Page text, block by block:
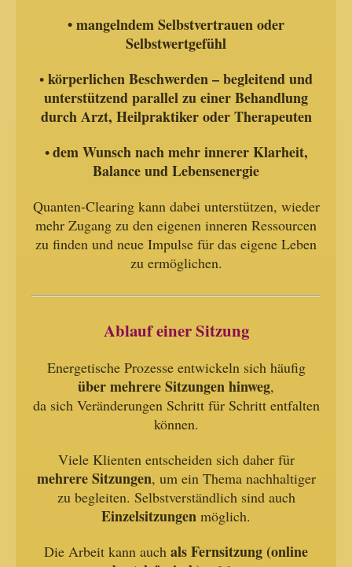
• mangelndem Selbstvertrauen oder
Selbstwertgefühl
• körperlichen Beschwerden – begleitend und
unterstützend parallel zu einer Behandlung
durch Arzt, Heilpraktiker oder Therapeuten
•dem Wunsch nach mehr innerer Klarheit,
Balance und Lebensenergie
Quanten-Clearing kann dabei unterstützen, wieder
mehr Zugang zu den eigenen inneren Ressourcen
zu finden und neue Impulse für das eigene Leben
zu ermöglichen.
Ablauf einer Sitzung
Energetische Prozesse entwickeln sich häufig
über mehrere Sitzungen hinweg,
da sich Veränderungen Schritt für Schritt entfalten
können.
Viele Klienten entscheiden sich daher für
mehrere Sitzungen, um ein Thema nachhaltiger
zu begleiten. Selbstverständlich sind auch
Einzelsitzungen möglich.
Die Arbeit kann auch als Fernsitzung (online